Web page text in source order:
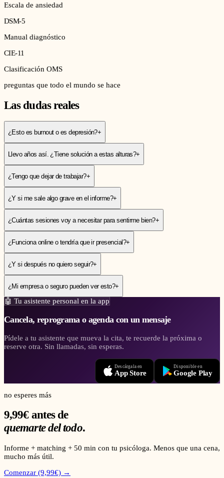
Escala de ansiedad
DSM-5
Manual diagnóstico
CIE-11
Clasificación OMS
preguntas que todo el mundo se hace
Las dudas reales
¿Esto es burnout o es depresión?+
Llevo años así. ¿Tiene solución a estas alturas?+
¿Tengo que dejar de trabajar?+
¿Y si me sale algo grave en el informe?+
¿Cuántas sesiones voy a necesitar para sentirme bien?+
¿Funciona online o tendría que ir presencial?+
¿Y si después no quiero seguir?+
¿Mi empresa o seguro pueden ver esto?+
🤖 Tu asistente personal en la app
Cancela, reprograma o agenda con un mensaje
Pídele a tu asistente que mueva la cita, te recuerde la próxima o
reserve otra. Sin llamadas, sin esperas.
Descárgala en
App Store
Disponible en
Google Play
no esperes más
9,99€ antes de
quemarte del todo.
Informe + matching + 50 min con tu psicóloga. Menos que una cena,
mucho más útil.
Comenzar (9,99€) →